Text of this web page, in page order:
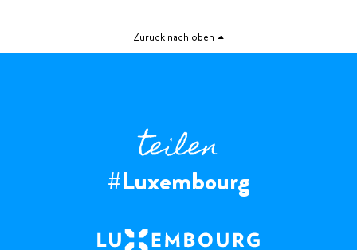
Zurück nach oben
teilen
#Luxembourg